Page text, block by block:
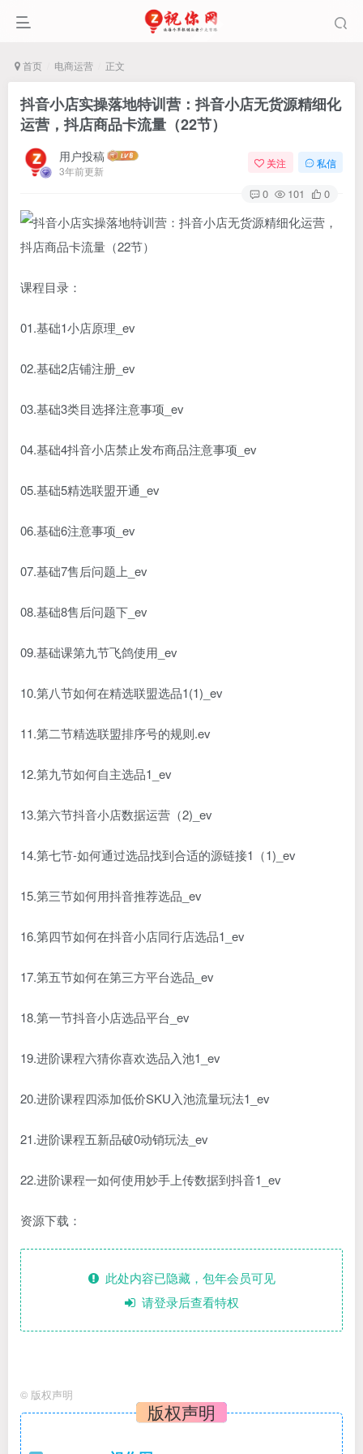
首页 电商运营 正文
抖音小店实操落地特训营：抖音小店无货源精细化
运营，抖店商品卡流量（22节）
用户投稿
3年前更新
关注 私信
0 101 0
课程目录：
01.基础1小店原理_ev
02.基础2店铺注册_ev
03.基础3类目选择注意事项_ev
04.基础4抖音小店禁止发布商品注意事项_ev
05.基础5精选联盟开通_ev
06.基础6注意事项_ev
07.基础7售后问题上_ev
08.基础8售后问题下_ev
09.基础课第九节飞鸽使用_ev
10.第八节如何在精选联盟选品1(1)_ev
11.第二节精选联盟排序号的规则.ev
12.第九节如何自主选品1_ev
13.第六节抖音小店数据运营（2)_ev
14.第七节-如何通过选品找到合适的源链接1（1)_ev
15.第三节如何用抖音推荐选品_ev
16.第四节如何在抖音小店同行店选品1_ev
17.第五节如何在第三方平台选品_ev
18.第一节抖音小店选品平台_ev
19.进阶课程六猜你喜欢选品入池1_ev
20.进阶课程四添加低价SKU入池流量玩法1_ev
21.进阶课程五新品破0动销玩法_ev
22.进阶课程一如何使用妙手上传数据到抖音1_ev
资源下载：
此处内容已隐藏，包年会员可见
请登录后查看特权
© 版权声明
版权声明